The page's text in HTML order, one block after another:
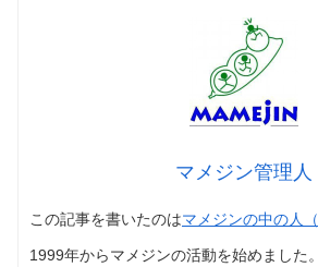
マメジン管理人
この記事を書いたのはマメジンの中の人
1999年からマメジンの活動を始めました